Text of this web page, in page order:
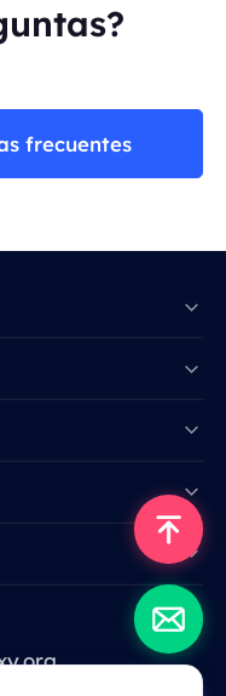
frecuentes